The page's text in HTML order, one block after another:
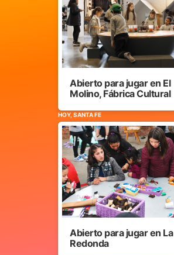
Abierto para jugar en El
Molino, Fábrica Cultural
HOY, SANTA FE
Abierto para jugar en La
Redonda